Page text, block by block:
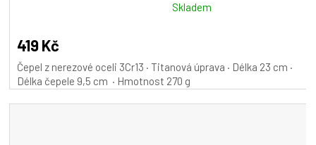
produktu
je
5,0
z
Skladem
419 Kč
Čepel z nerezové oceli 3Cr13 · Titanová úprava · Délka 23 cm ·
Délka čepele 9,5 cm · Hmotnost 270 g